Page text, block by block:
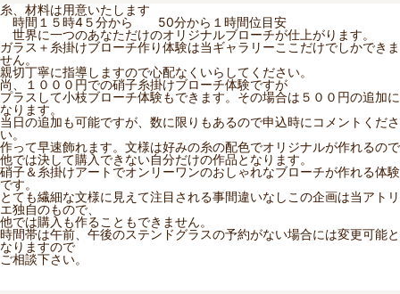
糸、材料は用意いたします
時間１５時4５分から 50分から１時間位目安
世界に一つのあなただけのオリジナルブローチが仕上がります。
ガラス＋糸掛けブローチ作り体験は当ギャラリーここだけでしかできま
せん。
親切丁寧に指導しますので心配なくいらしてください。
尚、１０００円での硝子糸掛けブローチ体験ですが
プラスして小枝ブローチ体験もできます。その場合は５００円の追加に
なります。
当日の追加も可能ですが、数に限りもあるので申込時にコメントくださ
い。
作って早速飾れます。文様は好みの糸の配色でオリジナルが作れるので
他では決して購入できない自分だけの作品となります。
硝子＆糸掛けアートでオンリーワンのおしゃれなブローチが作れる体験
です。
とても繊細な文様に見えて注目される事間違いなしこの企画は当アトリ
エ独自のもので、
他では購入も作ることもできません。
時間帯は午前、午後のステンドグラスの予約がない場合には変更可能と
なりますので
ご相談下さい。